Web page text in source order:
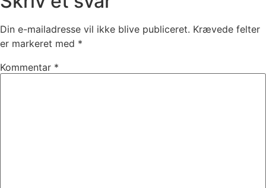
Din e-mailadresse vil ikke blive publiceret. Krævede felter
er markeret med *
Kommentar *